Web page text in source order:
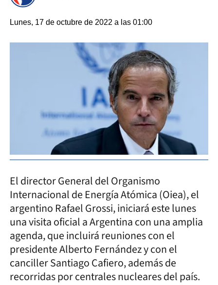
Lunes, 17 de octubre de 2022 a las 01:00
El director General del Organismo
Internacional de Energía Atómica (Oiea), el
argentino Rafael Grossi, iniciará este lunes
una visita oficial a Argentina con una amplia
agenda, que incluirá reuniones con el
presidente Alberto Fernández y con el
canciller Santiago Cafiero, además de
recorridas por centrales nucleares del país.